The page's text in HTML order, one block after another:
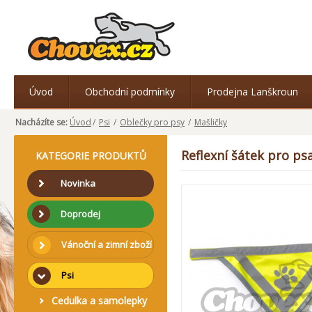
Úvod Obchodní podmínky Prodejna Lanškroun
Nacházíte se: Úvod/ Psi / Oblečky pro psy / Mašličky
KATEGORIE PRODUKTŮ
Novinka
Doprodej
Vánoční a zimní zboží
Psi
Cedulka a samolepky
Reflexní šátek pro